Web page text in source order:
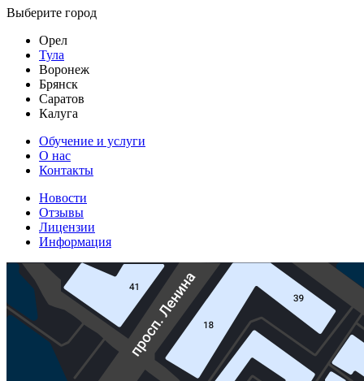
Выберите город
Орел
Тула
Воронеж
Брянск
Саратов
Калуга
Обучение и услуги
О нас
Контакты
Новости
Отзывы
Лицензии
Информация